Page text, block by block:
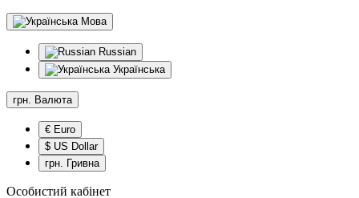
Мова
Russian
Українська
грн. Валюта
€ Euro
$ US Dollar
грн. Гривна
Особистий кабінет